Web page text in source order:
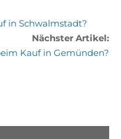
in Schwalmstadt?
Nächster Artikel:
Kauf in Gemünden?